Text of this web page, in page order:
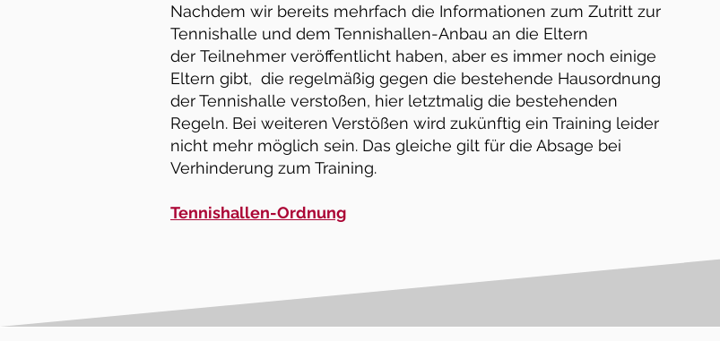
Nachdem wir bereits mehrfach die Informationen zum Zutritt zur
Tennishalle und dem Tennishallen-Anbau an die Eltern
der Teilnehmer veröffentlicht haben, aber es immer noch einige
Eltern gibt, die regelmäßig gegen die bestehende Hausordnung
der Tennishalle verstoßen, hier letztmalig die bestehenden
Regeln. Bei weiteren Verstößen wird zukünftig ein Training leider
nicht mehr möglich sein. Das gleiche gilt für die Absage bei
Verhinderung zum Training.
Tennishallen-Ordnung